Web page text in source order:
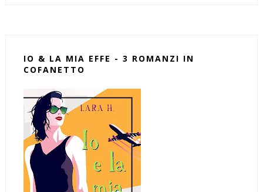
IO & LA MIA EFFE - 3 ROMANZI IN
COFANETTO